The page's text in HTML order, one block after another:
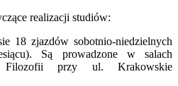
realizacji studiów:
18 zjazdów sobotnio-niedzielnych
Są prowadzone w salach
Filozofii przy ul. Krakowskie